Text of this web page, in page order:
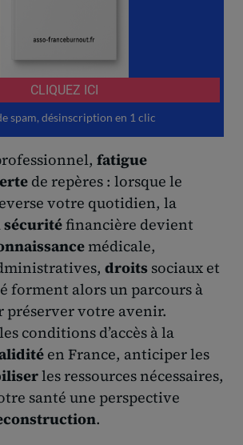
fatigue
de repères : lorsque le
votre quotidien, la
sécuritéfinancière devient
médicale,
droits sociaux et
forment alors un parcours à
préserver votre avenir.
les conditions d’accès à la
en France, anticiper les
les ressources nécessaires,
santé une perspective
.